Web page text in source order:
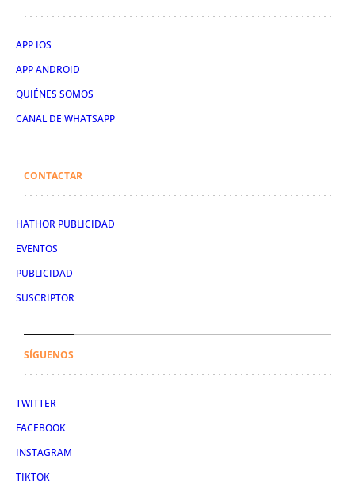
APP IOS
APP ANDROID
QUIÉNES SOMOS
CANAL DE WHATSAPP
CONTACTAR
HATHOR PUBLICIDAD
EVENTOS
PUBLICIDAD
SUSCRIPTOR
SÍGUENOS
TWITTER
FACEBOOK
INSTAGRAM
TIKTOK